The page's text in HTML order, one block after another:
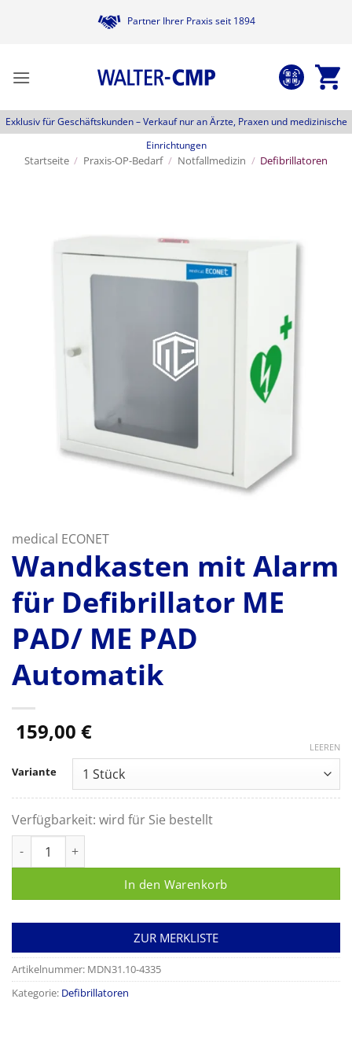
Partner Ihrer Praxis seit 1894
Exklusiv für Geschäftskunden –Verkauf nur an Ärzte, Praxen und medizinische
Einrichtungen
Startseite / Praxis-OP-Bedarf / Notfallmedizin / Defibrillatoren
medical ECONET
Wandkasten mit Alarm
für Defibrillator ME
PAD/ ME PAD
Automatik
159,00 €
Variante
LEEREN
Verfügbarkeit: wird für Sie bestellt
In den Warenkorb
ZUR MERKLISTE
Artikelnummer: MDN31.10-4335
Kategorie: Defibrillatoren